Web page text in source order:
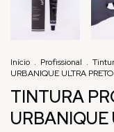
Início . Profissional .
URBANIQUE ULTRA
TINTURA